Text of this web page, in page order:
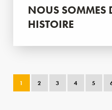
NOUS SOMMES
HISTOIRE
1 2 3 4 5